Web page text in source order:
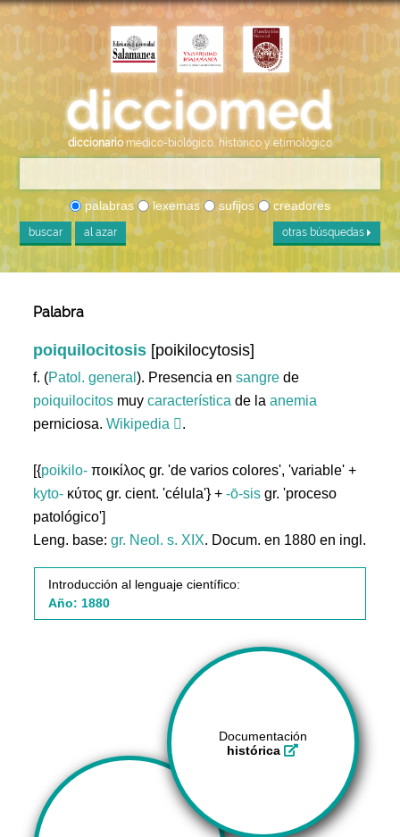
diccionario médico-biológico, histórico y etimológico
palabras lexemas sufijos creadores
buscar al azar otras búsquedas
Palabra
poiquilocitosis [poikilocytosis]
f. (Patol. general). Presencia ensangre de
poiquilocitos muycaracterística de laanemia
perniciosa.Wikipedia .
[{poikilo- ποικίλος gr. 'de varios colores', 'variable' +
kyto- κύτος gr. cient. 'célula'} +-ō-sis gr. 'proceso
patológico']
Leng. base:gr. Neol. s. XIX. Docum. en 1880 en ingl.
Introducción al lenguaje científico:
Año: 1880
Documentación
histórica